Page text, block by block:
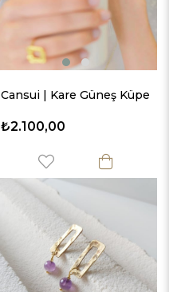
Cansui | Kare Güneş Küpe
₺2.100,00